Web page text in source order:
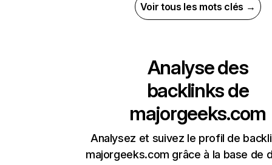
Voir tous les mots clés →
Analyse des
backlinks de
majorgeeks.com
Analysez et suivez le profil de
majorgeeks.com grâce à la base de